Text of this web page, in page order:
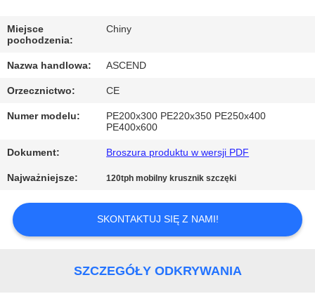
WYCENĘ
SITEMAP
POLITYKA
Miejsce
pochodzenia:
Chiny
Nazwa handlowa: ASCEND
Orzecznictwo: CE
Numer modelu:
PE200x300 PE220x350 PE250x400
PE400x600
Dokument: Broszura produktu w wersji PDF
Najważniejsze: 120tph mobilny krusznik szczęki
SKONTAKTUJ SIĘ Z NAMI!
SZCZEGÓŁY ODKRYWANIA